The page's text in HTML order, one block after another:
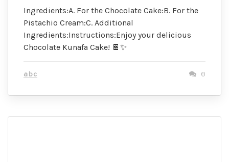
Ingredients:A. For the Chocolate Cake:B. For the
Pistachio Cream:C. Additional
Ingredients:Instructions:Enjoy your delicious
Chocolate Kunafa Cake! 🍫✨
abc 0